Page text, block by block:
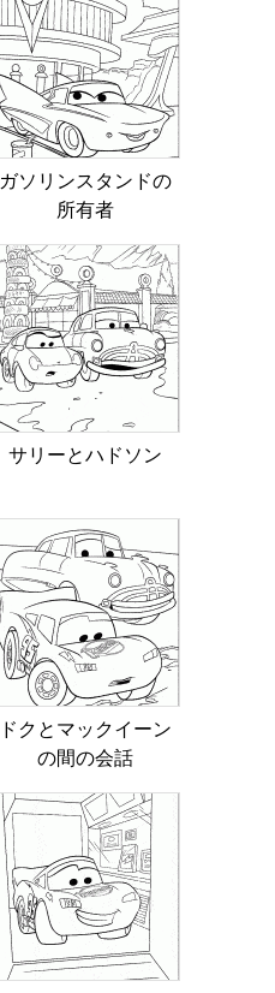
ガソリンスタンドの
所有者
サリーとハドソン
ドクとマックイーン
の間の会話